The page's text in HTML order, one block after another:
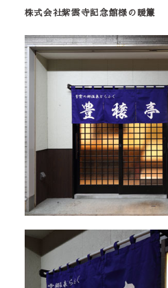
株式会社紫雲寺記念館様の暖簾